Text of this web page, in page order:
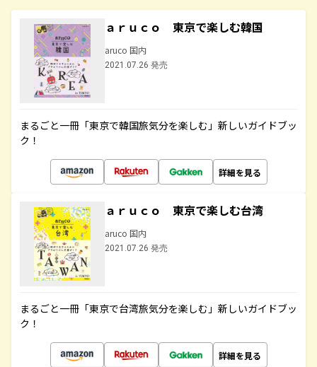
ａｒｕｃｏ 東京で楽しむ韓国
aruco 国内
2021.07.26 発売
まるごと一冊「東京で韓国旅気分を楽しむ」新しいガイドブッ
ク！
詳細を見る
ａｒｕｃｏ 東京で楽しむ台湾
aruco 国内
2021.07.26 発売
まるごと一冊「東京で台湾旅気分を楽しむ」新しいガイドブッ
ク！
詳細を見る